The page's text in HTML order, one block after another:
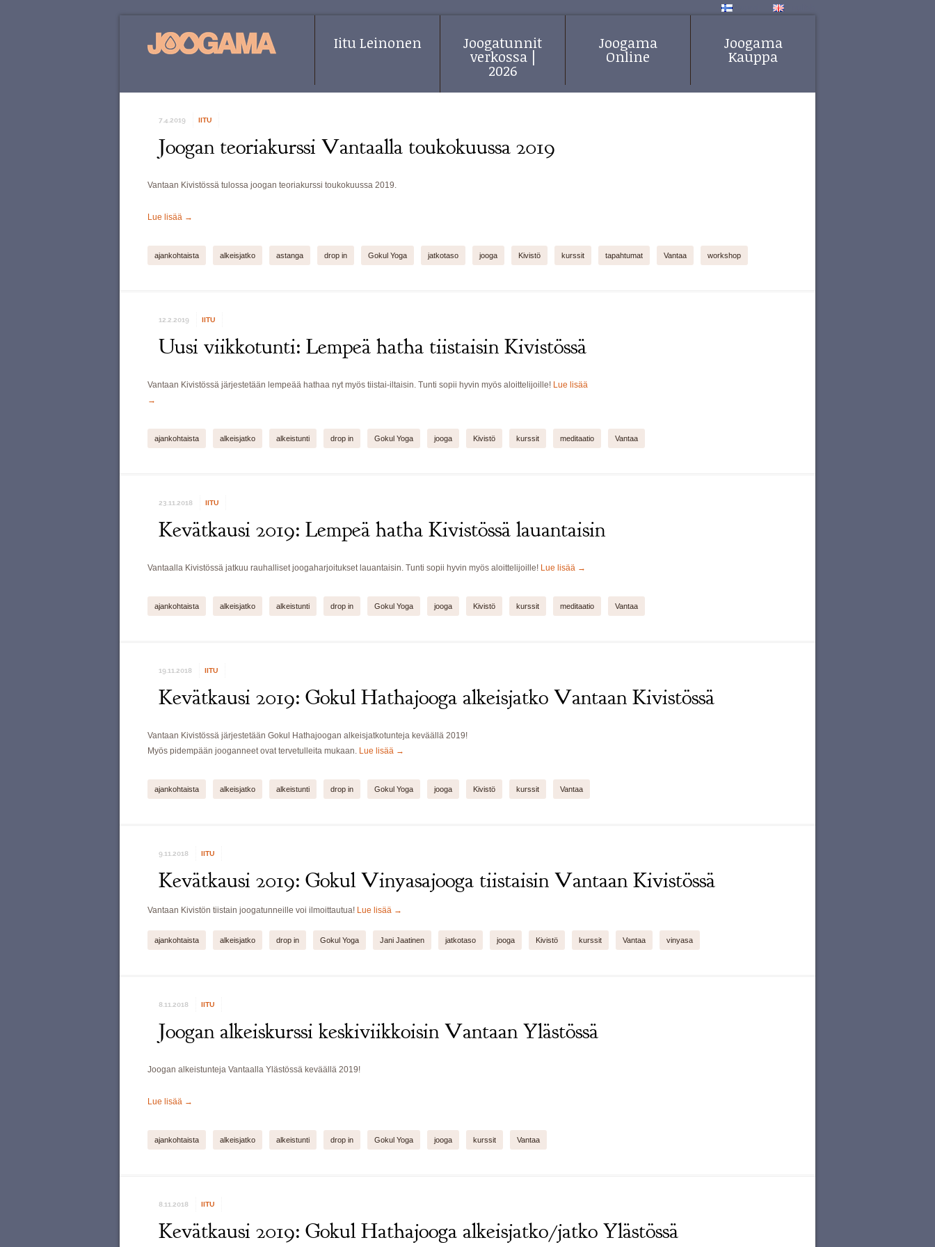
Iitu Leinonen Joogatunnit
verkossa |
2026
Joogama
Online
Joogama
Kauppa
7.4.2019 IITU
Joogan teoriakurssi Vantaalla toukokuussa 2019
Vantaan Kivistössä tulossa joogan teoriakurssi toukokuussa 2019.
Lue lisää →
ajankohtaista alkeisjatko astanga drop in Gokul Yoga jatkotaso jooga Kivistö kurssit tapahtumat Vantaa workshop
12.2.2019 IITU
Uusi viikkotunti: Lempeä hatha tiistaisin Kivistössä
Vantaan Kivistössä järjestetään lempeää hathaa nyt myös tiistai-iltaisin. Tunti sopii hyvin myös aloittelijoille! Lue lisää
→
ajankohtaista alkeisjatko alkeistunti drop in Gokul Yoga jooga Kivistö kurssit meditaatio Vantaa
23.11.2018 IITU
Kevätkausi 2019: Lempeä hatha Kivistössä lauantaisin
Vantaalla Kivistössä jatkuu rauhalliset joogaharjoitukset lauantaisin. Tunti sopii hyvin myös aloittelijoille! Lue lisää →
ajankohtaista alkeisjatko alkeistunti drop in Gokul Yoga jooga Kivistö kurssit meditaatio Vantaa
19.11.2018 IITU
Kevätkausi 2019: Gokul Hathajooga alkeisjatko Vantaan Kivistössä
Vantaan Kivistössä järjestetään Gokul Hathajoogan alkeisjatkotunteja keväällä 2019!
Myös pidempään jooganneet ovat tervetulleita mukaan. Lue lisää →
ajankohtaista alkeisjatko alkeistunti drop in Gokul Yoga jooga Kivistö kurssit Vantaa
9.11.2018 IITU
Kevätkausi 2019: Gokul Vinyasajooga tiistaisin Vantaan Kivistössä
Vantaan Kivistön tiistain joogatunneille voi ilmoittautua! Lue lisää →
ajankohtaista alkeisjatko drop in Gokul Yoga Jani Jaatinen jatkotaso jooga Kivistö kurssit Vantaa vinyasa
8.11.2018 IITU
Joogan alkeiskurssi keskiviikkoisin Vantaan Ylästössä
Joogan alkeistunteja Vantaalla Ylästössä keväällä 2019!
Lue lisää →
ajankohtaista alkeisjatko alkeistunti drop in Gokul Yoga jooga kurssit Vantaa
8.11.2018 IITU
Kevätkausi 2019: Gokul Hathajooga alkeisjatko/jatko Ylästössä